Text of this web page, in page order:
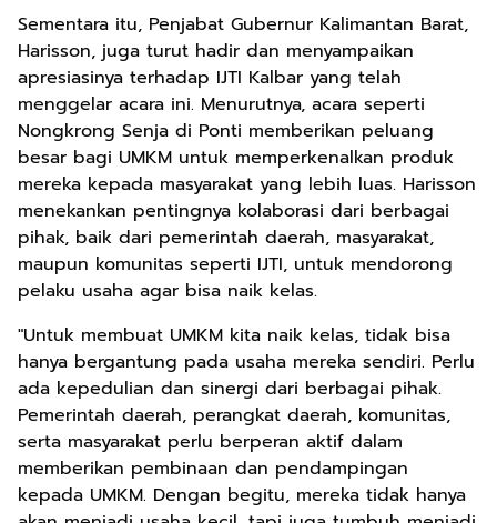
Sementara itu, Penjabat Gubernur Kalimantan Barat,
Harisson, juga turut hadir dan menyampaikan
apresiasinya terhadap IJTI Kalbar yang telah
menggelar acara ini. Menurutnya, acara seperti
Nongkrong Senja di Ponti memberikan peluang
besar bagi UMKM untuk memperkenalkan produk
mereka kepada masyarakat yang lebih luas. Harisson
menekankan pentingnya kolaborasi dari berbagai
pihak, baik dari pemerintah daerah, masyarakat,
maupun komunitas seperti IJTI, untuk mendorong
pelaku usaha agar bisa naik kelas.
"Untuk membuat UMKM kita naik kelas, tidak bisa
hanya bergantung pada usaha mereka sendiri. Perlu
ada kepedulian dan sinergi dari berbagai pihak.
Pemerintah daerah, perangkat daerah, komunitas,
serta masyarakat perlu berperan aktif dalam
memberikan pembinaan dan pendampingan
kepada UMKM. Dengan begitu, mereka tidak hanya